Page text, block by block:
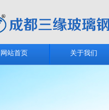
网站首页 关于我们